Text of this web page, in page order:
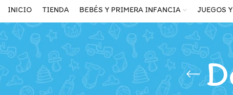
INICIO TIENDA BEBÉS Y PRIMERA INFANCIA JUEGOS